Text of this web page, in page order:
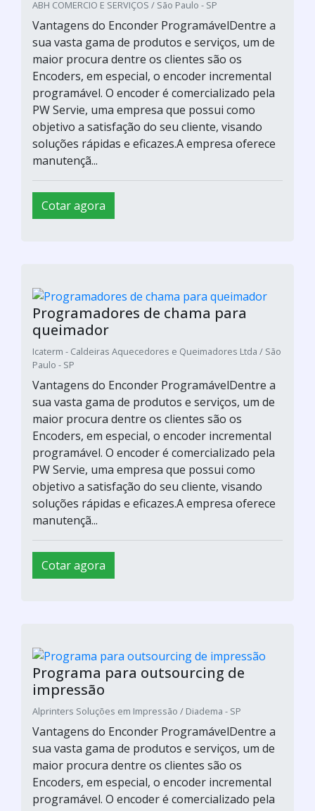
sua vasta gama de produtos e serviços, um de
maior procura dentre os clientes são os
Encoders, em especial, o encoder incremental
programável. O encoder é comercializado pela
PW Servie, uma empresa que possui como
objetivo a satisfação do seu cliente, visando
soluções rápidas e eficazes.A empresa oferece
manutençã...
Cotar agora
Hitecnologia Ind. Comercio LTDA. / Campinas - SP
Vantagens do Enconder ProgramávelDentre a
sua vasta gama de produtos e serviços, um de
maior procura dentre os clientes são os
Encoders, em especial, o encoder incremental
programável. O encoder é comercializado pela
PW Servie, uma empresa que possui como
objetivo a satisfação do seu cliente, visando
soluções rápidas e eficazes.A empresa oferece
manutençã...
Cotar agora
Vantagens do Enconder ProgramávelDentre a
sua vasta gama de produtos e serviços, um de
maior procura dentre os clientes são os
Encoders, em especial, o encoder incremental
programável. O encoder é comercializado pela
PW Servie, uma empresa que possui como
objetivo a satisfação do seu cliente, visando
soluções rápidas e eficazes.A empresa oferece
manutençã...